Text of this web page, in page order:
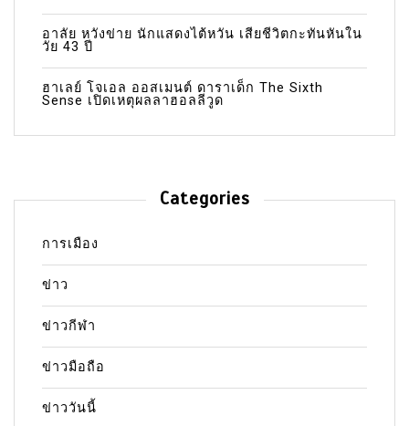
อาลัย หวังข่าย นักแสดงไต้หวัน เสียชีวิตกะทันหันใน
วัย 43 ปี
ฮาเลย์ โจเอล ออสเมนต์ ดาราเด็ก The Sixth
Sense เปิดเหตุผลลาฮอลลีวูด
Categories
การเมือง
ข่าว
ข่าวกีฬา
ข่าวมือถือ
ข่าววันนี้